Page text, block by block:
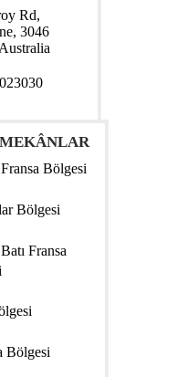
Rd,
3046
Bölgesi
Bölgesi
Fransa
Bölgesi